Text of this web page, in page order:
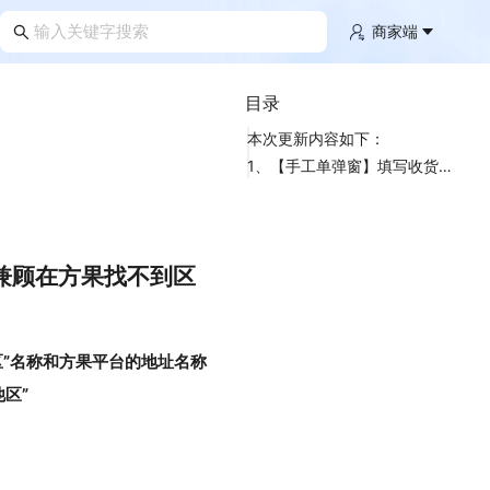
商家端
顾在方果找不到区
名称和方果平台的地址名称
”
目录
本次更新内容如下：
1、【手工单弹窗】填写收货地址的区县时，允许选择“其他区县”，兼顾在方果找不到区地址的情况